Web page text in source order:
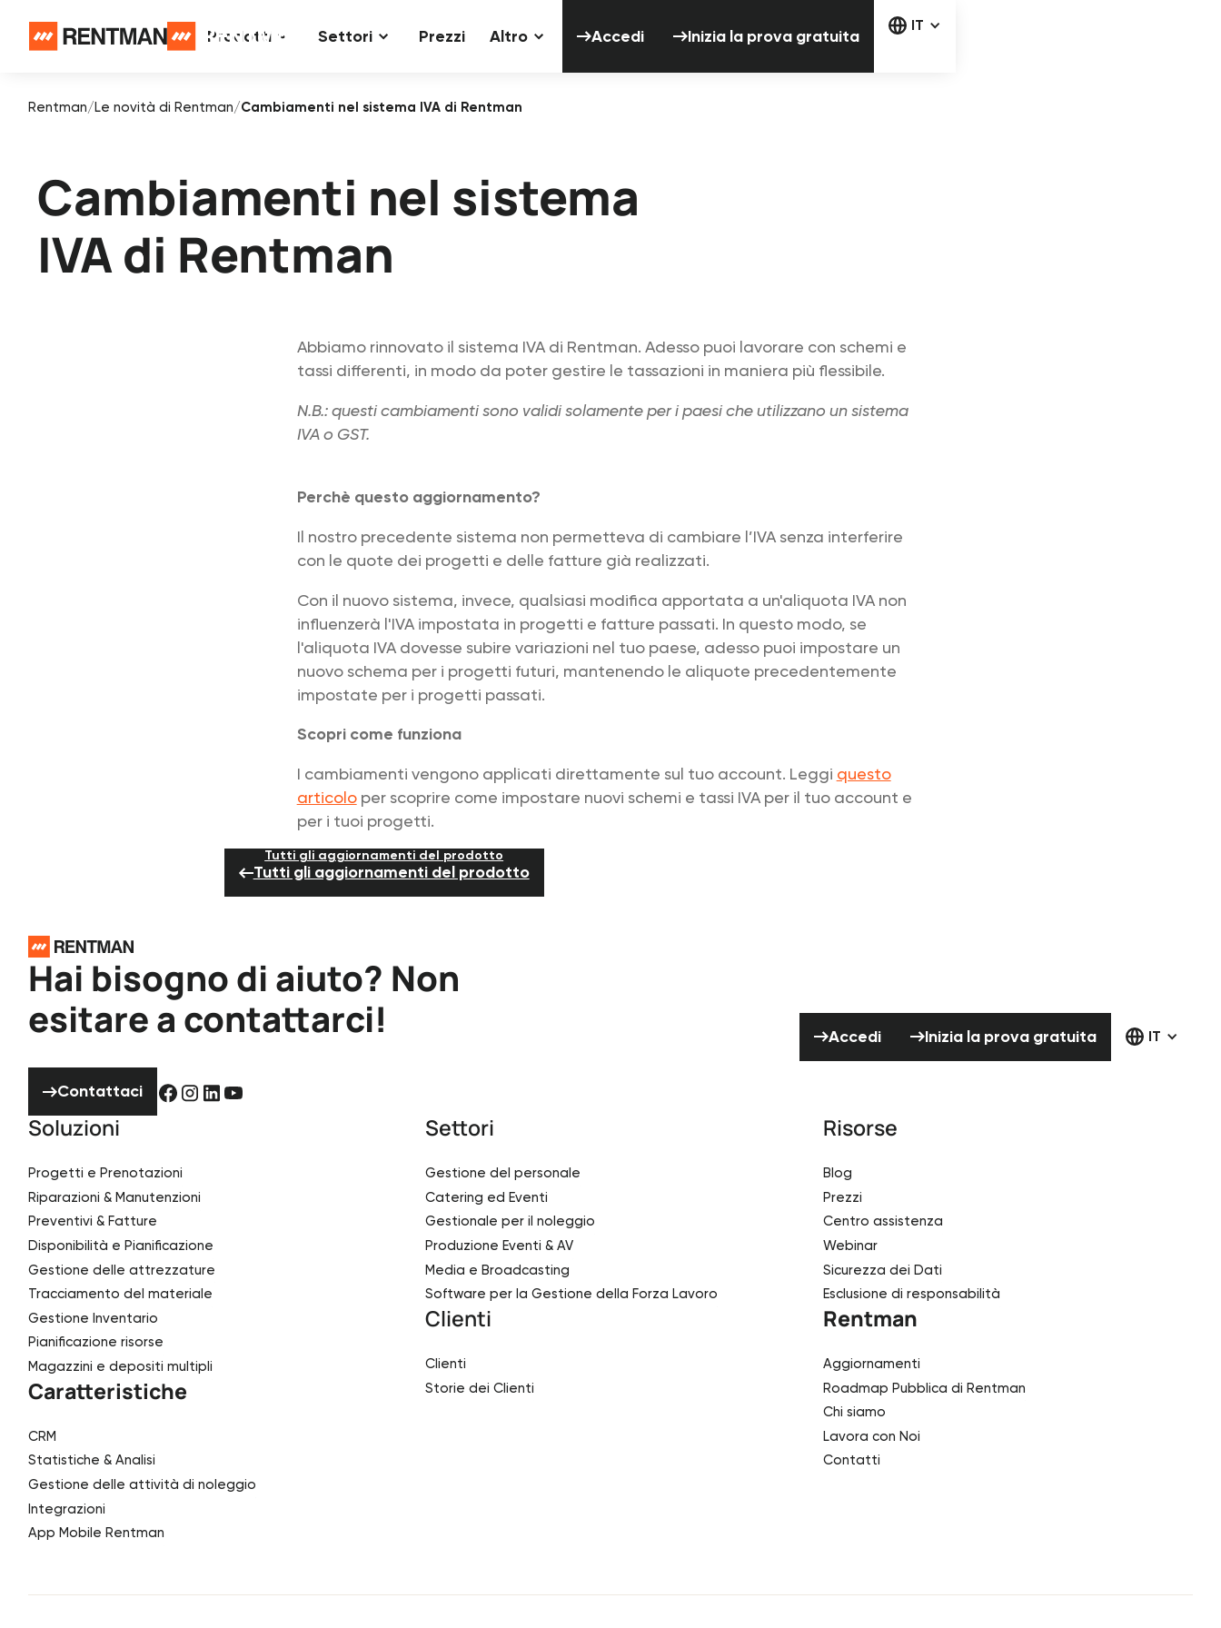
Prodotti Settori Prezzi Altro Accedi Inizia la prova gratuita
IT
Rentman/Le novità di Rentman/Cambiamenti nel sistema IVA di Rentman
Cambiamenti nel sistema
IVA di Rentman
Abbiamo rinnovato il sistema IVA di Rentman. Adesso puoi lavorare con schemi e
tassi differenti, in modo da poter gestire le tassazioni in maniera più flessibile.
N.B.: questi cambiamenti sono validi solamente per i paesi che utilizzano un sistema
IVA o GST.
Perchè questo aggiornamento?
Il nostro precedente sistema non permetteva di cambiare l’IVA senza interferire
con le quote dei progetti e delle fatture già realizzati.
Con il nuovo sistema, invece, qualsiasi modifica apportata a un'aliquota IVA non
influenzerà l'IVA impostata in progetti e fatture passati. In questo modo, se
l'aliquota IVA dovesse subire variazioni nel tuo paese, adesso puoi impostare un
nuovo schema per i progetti futuri, mantenendo le aliquote precedentemente
impostate per i progetti passati.
Scopri come funziona
I cambiamenti vengono applicati direttamente sul tuo account. Leggi questo
articoloper scoprire come impostare nuovi schemi e tassi IVA per il tuo account e
per i tuoi progetti.
Tutti gli aggiornamenti del prodotto
Tutti gli aggiornamenti del prodotto
Hai bisogno di aiuto? Non
esitare a contattarci!
Contattaci
Accedi Inizia la prova gratuita IT
Soluzioni
Progetti e Prenotazioni
Riparazioni & Manutenzioni
Preventivi & Fatture
Disponibilità e Pianificazione
Gestione delle attrezzature
Tracciamento del materiale
Gestione Inventario
Pianificazione risorse
Magazzini e depositi multipli
Caratteristiche
CRM
Statistiche & Analisi
Gestione delle attività di noleggio
Integrazioni
App Mobile Rentman
Settori
Gestione del personale
Catering ed Eventi
Gestionale per il noleggio
Produzione Eventi & AV
Media e Broadcasting
Software per la Gestione della Forza Lavoro
Clienti
Clienti
Storie dei Clienti
Risorse
Blog
Prezzi
Centro assistenza
Webinar
Sicurezza dei Dati
Esclusione di responsabilità
Rentman
Aggiornamenti
Roadmap Pubblica di Rentman
Chi siamo
Lavora con Noi
Contatti